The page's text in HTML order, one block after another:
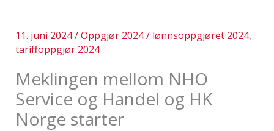
11. juni 2024/Oppgjør 2024/ lønnsoppgjøret 2024,
tariffoppgjør 2024
Meklingen mellom NHO
Service og Handel og HK
Norge starter